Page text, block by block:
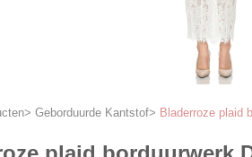
> Geborduurde Kantstof> Bladerroze plaid